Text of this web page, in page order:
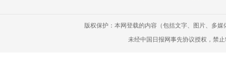
版权保护：本网登载的内容（包括文字、图片、多
未经中国日报网事先协议授权，禁止